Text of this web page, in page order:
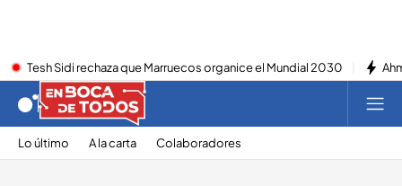
Tesh Sidi rechaza que Marruecos organice el Mundial 2030
Lo último A la carta Colaboradores